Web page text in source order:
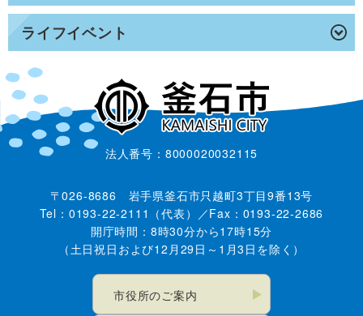
ライフイベント
法人番号：8000020032115
〒026-8686 岩手県釜石市只越町3丁目9番13号
Tel：0193-22-2111（代表）／Fax：0193-22-2686
開庁時間：8時30分から17時15分
（土日祝日および12月29日～1月3日を除く）
市役所のご案内